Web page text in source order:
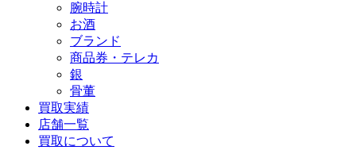
腕時計
お酒
ブランド
商品券・テレカ
銀
骨董
買取実績
店舗一覧
買取について